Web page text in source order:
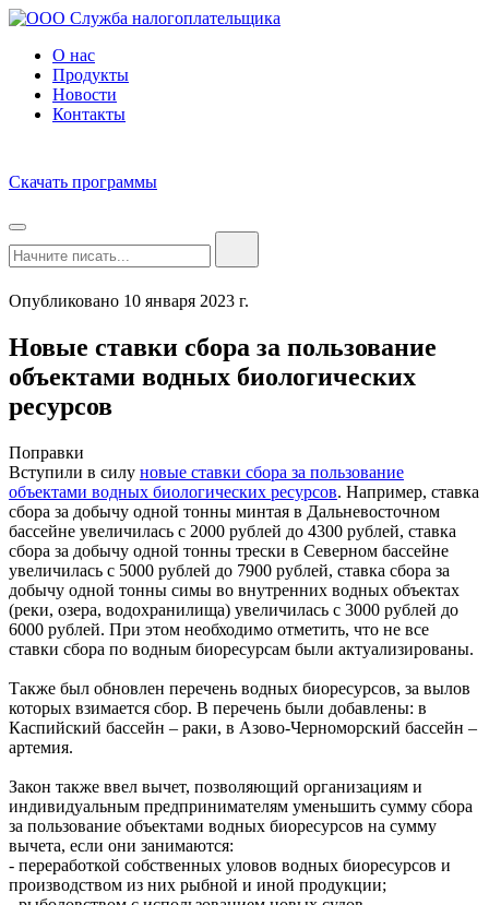
О нас
Продукты
Новости
Контакты
Скачать программы
Опубликовано 10 января 2023 г.
Новые ставки сбора за пользование
объектами водных биологических
ресурсов
Поправки
Вступили в силу новые ставки сбора за пользование
объектами водных биологических ресурсов. Например, ставка
сбора за добычу одной тонны минтая в Дальневосточном
бассейне увеличилась с 2000 рублей до 4300 рублей, ставка
сбора за добычу одной тонны трески в Северном бассейне
увеличилась с 5000 рублей до 7900 рублей, ставка сбора за
добычу одной тонны симы во внутренних водных объектах
(реки, озера, водохранилища) увеличилась с 3000 рублей до
6000 рублей. При этом необходимо отметить, что не все
ставки сбора по водным биоресурсам были актуализированы.
Также был обновлен перечень водных биоресурсов, за вылов
которых взимается сбор. В перечень были добавлены: в
Каспийский бассейн – раки, в Азово-Черноморский бассейн –
артемия.
Закон также ввел вычет, позволяющий организациям и
индивидуальным предпринимателям уменьшить сумму сбора
за пользование объектами водных биоресурсов на сумму
вычета, если они занимаются:
- переработкой собственных уловов водных биоресурсов и
производством из них рыбной и иной продукции;